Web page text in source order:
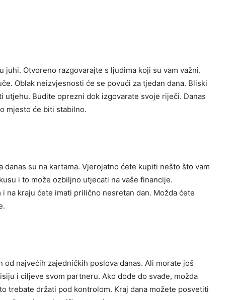
juhi. Otvoreno razgovarajte s ljudima koji su vam važni.
Oblak neizvjesnosti će se povući za tjedan dana. Bliski
Budite oprezni dok izgovarate svoje riječi. Danas
mjesto će biti stabilno.
su na kartama. Vjerojatno ćete kupiti nešto što vam
i to može ozbiljno utjecati na vaše financije.
na kraju ćete imati prilično nesretan dan. Možda ćete
od najvećih zajedničkih poslova danas. Ali morate još
i ciljeve svom partneru. Ako dođe do svađe, možda
trebate držati pod kontrolom. Kraj dana možete posvetiti